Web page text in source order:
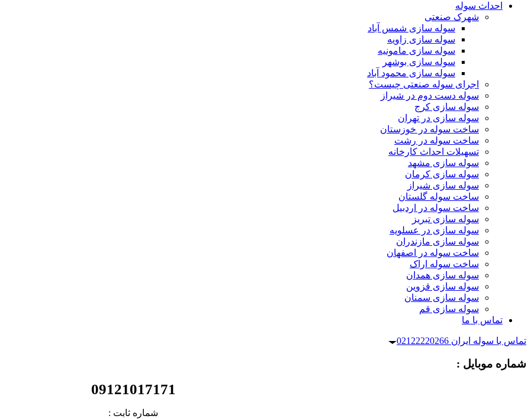
احداث سوله
شهرک صنعتی
سوله سازی شمس آباد
سوله سازی زاویه
سوله سازی مامونیه
سوله سازی بوشهر
سوله سازی محمود آباد
اجرای سوله صنعتی چیست؟
سوله دست دوم در شیراز
سوله سازی کرج
سوله سازی در تهران
ساخت سوله در خوزستان
ساخت سوله در رشت
تسهیلات احداث کارخانه
سوله سازی مشهد
سوله سازی کرمان
سوله سازی شیراز
ساخت سوله گلستان
ساخت سوله در اردبیل
سوله سازی تبریز
سوله سازی در عسلویه
سوله سازی مازندران
ساخت سوله در اصفهان
ساخت سوله اراک
سوله سازی همدان
سوله سازی قزوین
سوله سازی سمنان
سوله سازی قم
تماس با ما
تماس با سوله ایران 02122220266
شماره موبایل :
09121017171
شماره ثابت :